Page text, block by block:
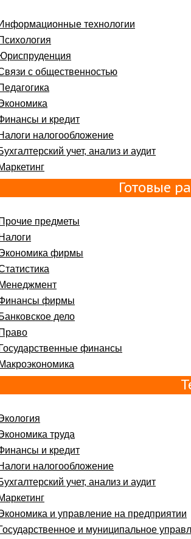
технологии
с общественностью
и кредит
налогообложение
учет, анализ и аудит
Готовые
Прочие предметы
Налоги
фирмы
Менеджмент
фирмы
Банковское дело
Право
Государственные финансы
Макроэкономика
труда
и кредит
налогообложение
учет, анализ и аудит
и управление на предприятии
и муниципальное